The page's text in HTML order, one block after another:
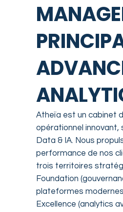
Atheïa est un cabinet
opérationnel innovant,
Data & IA. Nous
performance de nos
trois territoires
Foundation
plateformes
Excellence (analytics